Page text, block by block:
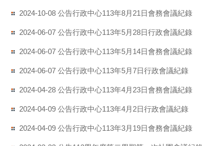
2024-10-08公告行政中心113年8月21日會務會議紀錄
2024-06-07公告行政中心113年5月28日行政會議紀錄
2024-06-07公告行政中心113年5月14日會務會議紀錄
2024-06-07公告行政中心113年5月7日行政會議紀錄
2024-04-28公告行政中心113年4月23日會務會議紀錄
2024-04-09公告行政中心113年4月2日行政會議紀錄
2024-04-09公告行政中心113年3月19日會務會議紀錄